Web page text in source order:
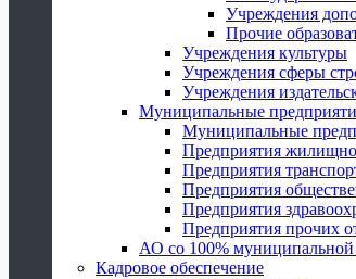
Учреждения
Прочие
Учреждения культуры
Учреждения сферы
Учреждения
Муниципальные
Муниципальные
Предприятия
Предприятия
Предприятия
Предприятия
Предприятия прочих
АО со 100% муниципальной
Кадровое обеспечение